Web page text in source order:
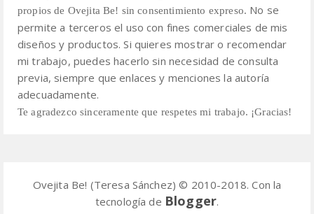
propios de Ovejita Be! sin consentimiento expreso. No se
permite a terceros el uso con fines comerciales de mis
diseños y productos.Si quieres mostrar o recomendar
mi trabajo, puedes hacerlo sin necesidad de consulta
previa, siempre que enlaces y menciones la autoría
adecuadamente.
Te agradezco sinceramente que respetes mi trabajo. ¡Gracias!
Ovejita Be! (Teresa Sánchez) © 2010-2018. Con la
tecnología de Blogger.